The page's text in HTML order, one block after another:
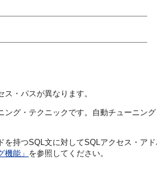
・パスが異なります。
グ・テクニックです。自動チューニン
持つSQL文に対してSQLアクセス・ア
機能」 を参照してください。